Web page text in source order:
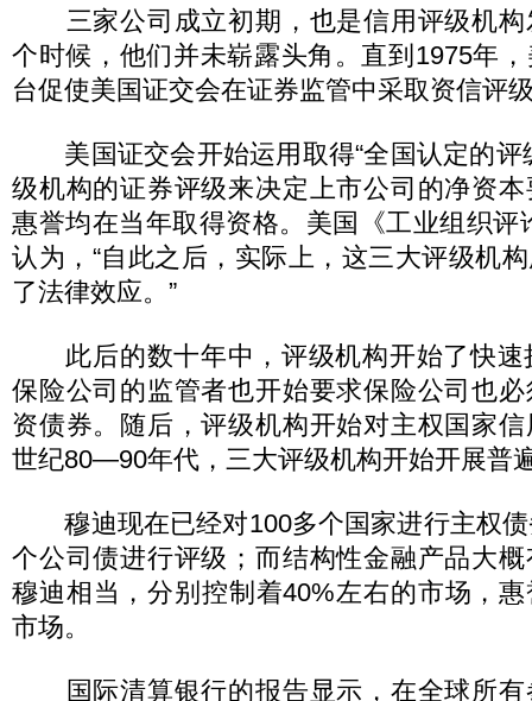
三家公司成立初期，也是信用评级机构
个时候，他们并未崭露头角。直到1975年
台促使美国证交会在证券监管中采取资信评
美国证交会开始运用取得“全国认定的评
级机构的证券评级来决定上市公司的净资
惠誉均在当年取得资格。美国《工业组织评
认为，“自此之后，实际上，这三大评级机
了法律效应。”
此后的数十年中，评级机构开始了快速
保险公司的监管者也开始要求保险公司也
资债券。随后，评级机构开始对主权国家
世纪80—90年代，三大评级机构开始开展普
穆迪现在已经对100多个国家进行主权债
个公司债进行评级；而结构性金融产品大
穆迪相当，分别控制着40%左右的市场，
市场。
国际清算银行的报告显示，在全球所有